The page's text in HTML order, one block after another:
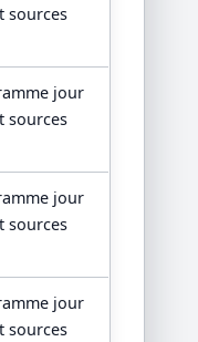
sources
jour
sources
jour
sources
jour
sources